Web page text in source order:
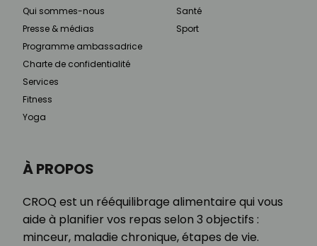
À PROPOS
CROQ est un rééquilibrage alimentaire qui vous
aide à planifier vos repas selon 3 objectifs :
minceur, maladie chronique, étapes de vie.
Qui sommes-nous
Presse & médias
Programme ambassadrice
Charte de confidentialité
Services
Fitness
Yoga
Santé
Sport